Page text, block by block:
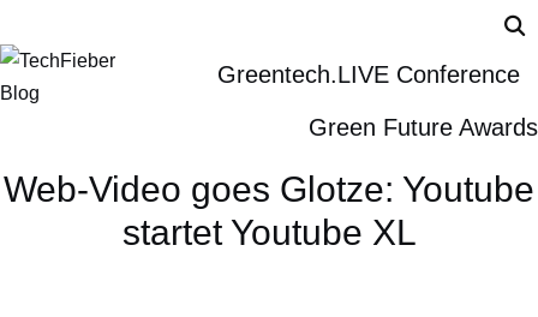
Greentech.LIVE Conference
Green Future Awards
Web-Video goes Glotze: Youtube
startet Youtube XL